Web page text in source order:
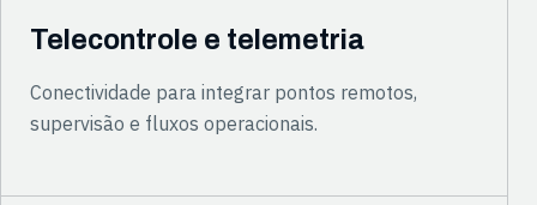
Telecontrole e telemetria
Conectividade para integrar pontos remotos,
supervisão e fluxos operacionais.